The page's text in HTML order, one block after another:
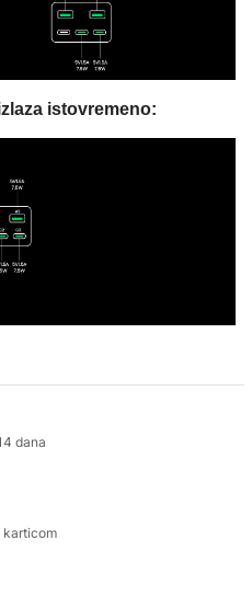
istovremeno:
dana
karticom